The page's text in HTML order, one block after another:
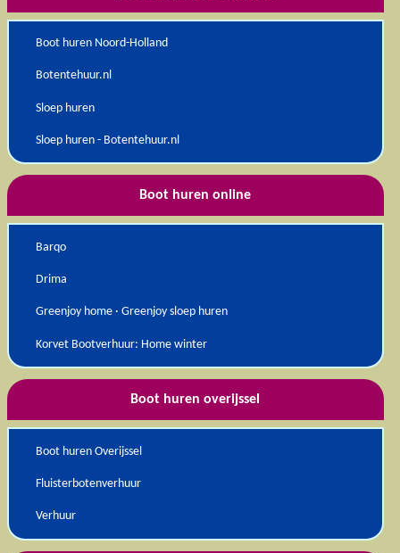
Boot huren Noord-Holland
Botentehuur.nl
Sloep huren
Sloep huren - Botentehuur.nl
Boot huren online
Barqo
Drima
Greenjoy home · Greenjoy sloep huren
Korvet Bootverhuur: Home winter
Boot huren overijssel
Boot huren Overijssel
Fluisterbotenverhuur
Verhuur